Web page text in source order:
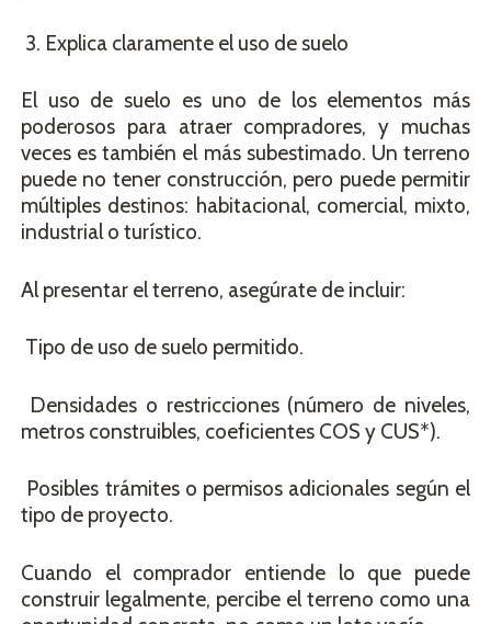
3. Explica claramente el uso de suelo
El uso de suelo es uno de los elementos más
poderosos para atraer compradores, y muchas
veces es también el más subestimado. Un terreno
puede no tener construcción, pero puede permitir
múltiples destinos: habitacional, comercial, mixto,
industrial o turístico.
Al presentar el terreno, asegúrate de incluir:
Tipo de uso de suelo permitido.
Densidades o restricciones (número de niveles,
metros construibles, coeficientes COS y CUS*).
Posibles trámites o permisos adicionales según el
tipo de proyecto.
Cuando el comprador entiende lo que puede
construir legalmente, percibe el terreno como una